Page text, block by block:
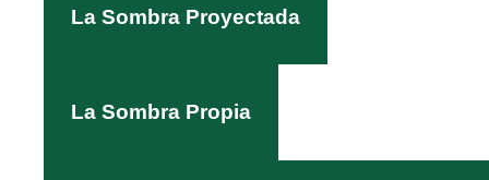
La Sombra Proyectada
La Sombra Propia